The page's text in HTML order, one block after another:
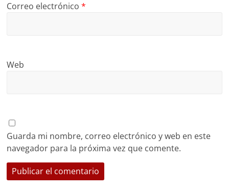
Correo electrónico*
Web
Guarda mi nombre, correo electrónico y web en este
navegador para la próxima vez que comente.